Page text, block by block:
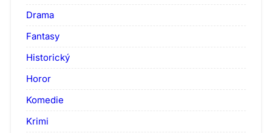
Drama
Fantasy
Historický
Horor
Komedie
Krimi